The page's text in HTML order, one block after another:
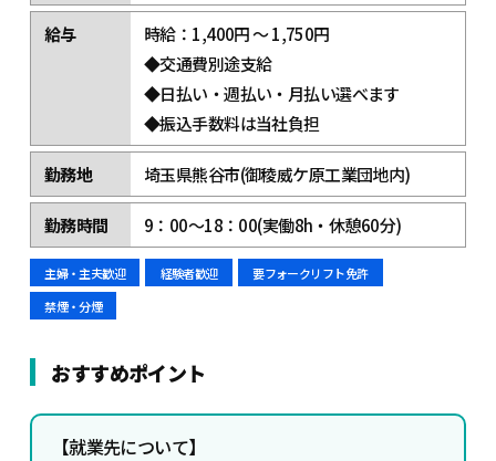
給与
時給：1,400円 ～ 1,750円
◆交通費別途支給
◆日払い・週払い・月払い選べます
◆振込手数料は当社負担
勤務地 埼玉県熊谷市(御稜威ケ原工業団地内)
勤務時間 9：00～18：00(実働8h・休憩60分)
主婦・主夫歓迎 経験者歓迎
要フォークリフト免許
禁煙・分煙
おすすめポイント
【就業先について】